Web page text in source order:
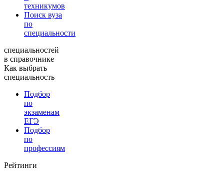
техникумов
Поиск вуза
по
специальности
специальностей
в справочнике
Как выбрать
специальность
Подбор
по
экзаменам
ЕГЭ
Подбор
по
профессиям
Рейтинги